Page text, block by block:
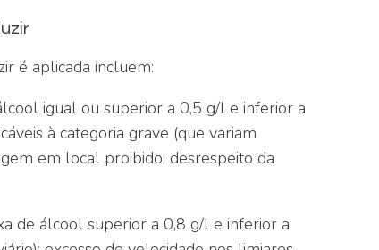
é aplicada incluem:
igual ou superior a 0,5 g/l e inferior a
à categoria grave (que variam
em local proibido; desrespeito da
de álcool superior a 0,8 g/l e inferior a